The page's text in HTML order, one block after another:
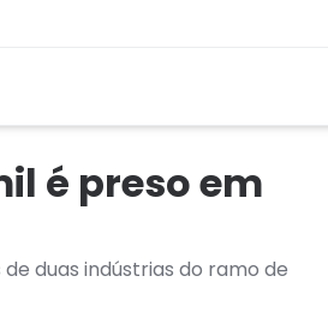
é preso em
duas indústrias do ramo de